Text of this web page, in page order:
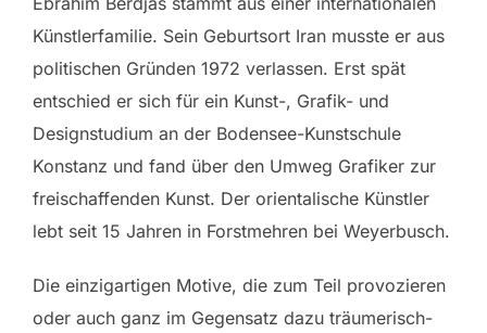
Künstlerfamilie. Sein Geburtsort Iran musste er aus
politischen Gründen 1972 verlassen. Erst spät
entschied er sich für ein Kunst-, Grafik- und
Designstudium an der Bodensee-Kunstschule
Konstanz und fand über den Umweg Grafiker zur
freischaffenden Kunst. Der orientalische Künstler
lebt seit 15 Jahren in Forstmehren bei Weyerbusch.
Die einzigartigen Motive, die zum Teil provozieren
oder auch ganz im Gegensatz dazu träumerisch-